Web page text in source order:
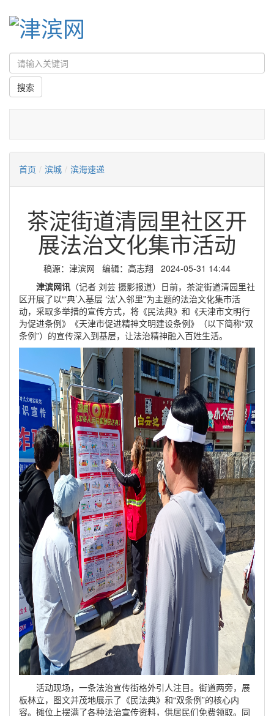
首页 / 滨城 / 滨海速递
茶淀街道清园里社区开
展法治文化集市活动
稿源：津滨网 编辑：高志翔 2024-05-31 14:44
津滨网讯 （记者 刘芸 摄影报道）日前，茶淀街道清园里社
区开展了以“‘典’入基层 ‘法’入邻里”为主题的法治文化集市活
动，采取多举措的宣传方式，将《民法典》和《天津市文明行
为促进条例》《天津市促进精神文明建设条例》（以下简称“双
条例”）的宣传深入到基层，让法治精神融入百姓生活。
活动现场，一条法治宣传街格外引人注目。街道两旁，展
板林立，图文并茂地展示了《民法典》和“双条例”的核心内
容。摊位上摆满了各种法治宣传资料，供居民们免费领取。同